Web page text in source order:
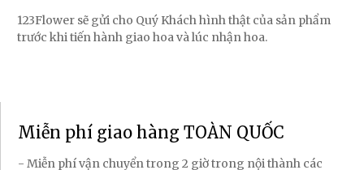
123Flower sẽ gửi cho Quý Khách hình thật của sản phẩm
trước khi tiến hành giao hoa và lúc nhận hoa.
Miễn phí giao hàng TOÀN QUỐC
- Miễn phí vận chuyển trong 2 giờ trong nội thành các